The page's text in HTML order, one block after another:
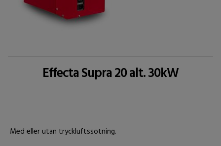
Effecta Supra 20 alt. 30kW
Med eller utan tryckluftssotning.